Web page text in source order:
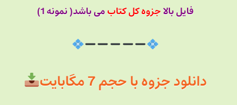
فایل بالاجزوه کل کتاب می باشد( نمونه 1)
دانلود جزوه با حجم 7 مگابایت